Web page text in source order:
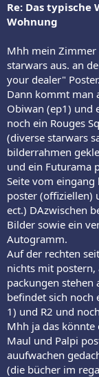
Re: Das
Wohnung
Mhh mein Zimmer
starwars aus. an
your dealer" Poster.
Dann kommt man
Obiwan (ep1) und
noch ein Rouges
(diverse starwars
bilderrahmen
und ein Futurama
Seite vom eingang
poster (offiziellen)
ect.) DAzwischen
Bilder sowie ein
Autogramm.
Auf der rechten
nichts mit postern,
packungen stehen
befindet sich noch
1) und R2 und
Mhh ja das könnte
Maul und Palpi
auufwachen
(die bücher im